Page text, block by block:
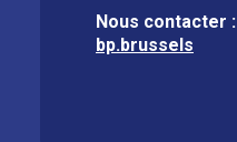
Nous contacter :
bp.brussels